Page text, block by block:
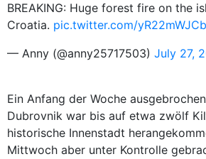
BREAKING: Huge forest fire on the
Croatia. pic.twitter.com/
— Anny (@anny25717503) July 27,
Ein Anfang der Woche
Dubrovnik war bis auf etwa zwölf
historische Innenstadt
Mittwoch aber unter Kontrolle